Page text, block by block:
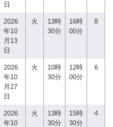
日
2026
年10
月13
日
火
13時
30分
16時
00分
8
2026
年10
月27
日
火
10時
30分
12時
00分
6
2026
年10
火
13時
30分
15時
30分
4